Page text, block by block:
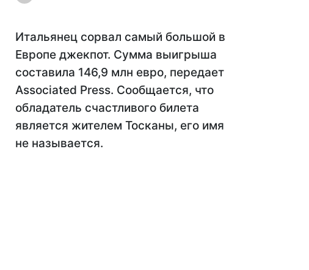
Итальянец сорвал самый большой в
Европе джекпот. Сумма выигрыша
составила 146,9 млн евро, передает
Associated Press. Сообщается, что
обладатель счастливого билета
является жителем Тосканы, его имя
не называется.